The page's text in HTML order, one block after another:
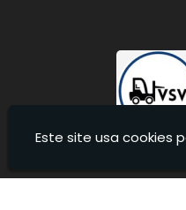
Locação de
Este site usa cookies